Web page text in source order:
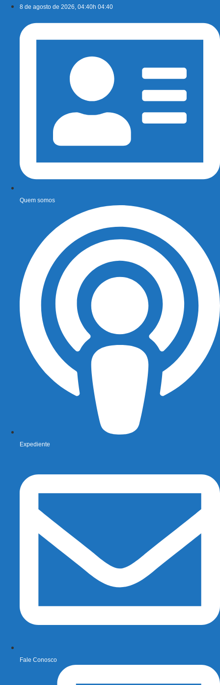
conteúdo
8 de agosto de 2026, 04:40h 04:40
Quem somos
Expediente
Fale Conosco